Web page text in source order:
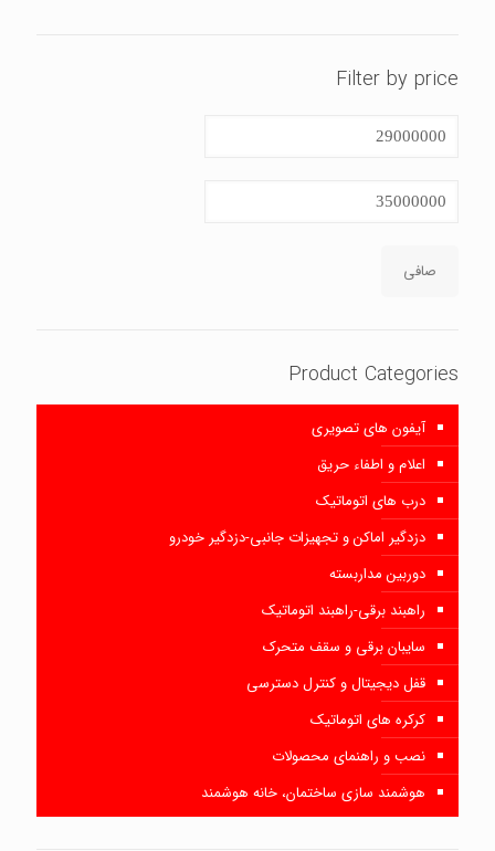
Filter by price
قیمت
قيمت
صافی
Product Categories
آیفون های تصویری
اعلام و اطفاء حریق
درب های اتوماتیک
دزدگیر اماکن و تجهیزات جانبی-دزدگیر خودرو
دوربین مداربسته
راهبند برقی-راهبند اتوماتیک
سایبان برقی و سقف متحرک
قفل دیجیتال و کنترل دسترسی
کرکره های اتوماتیک
نصب و راهنمای محصولات
هوشمند سازی ساختمان، خانه هوشمند